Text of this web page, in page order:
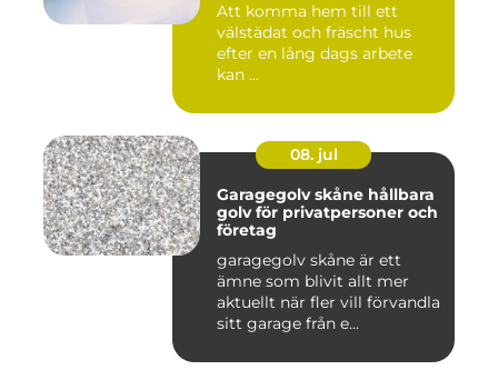
Att komma hem till ett
välstädat och fräscht hus
efter en lång dags arbete
kan ...
08. jul
Garagegolv skåne hållbara
golv för privatpersoner och
företag
garagegolv skåne är ett
ämne som blivit allt mer
aktuellt när fler vill förvandla
sitt garage från e...